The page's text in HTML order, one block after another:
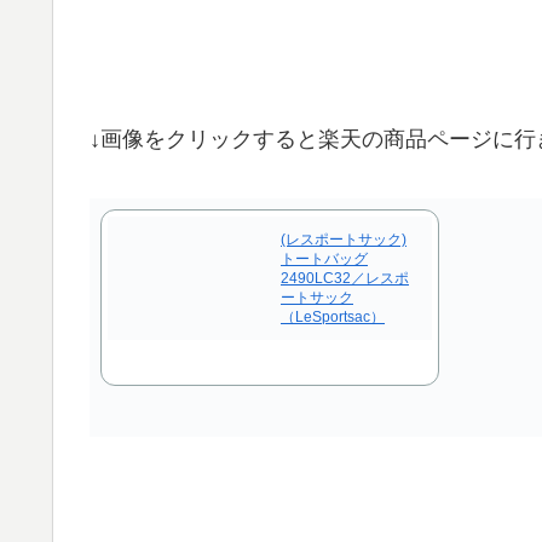
↓画像をクリックすると楽天の商品ページに
(レスポートサック)
トートバッグ
2490LC32／レスポ
ートサック
（LeSportsac）